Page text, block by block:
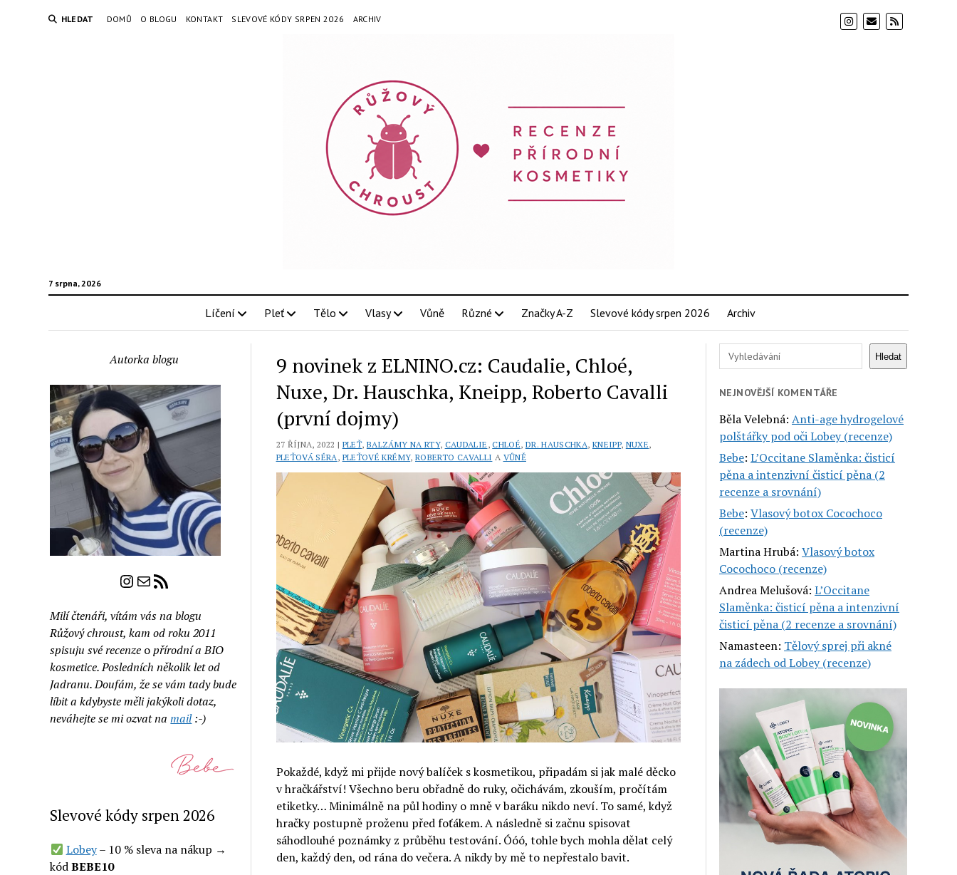
HLEDAT DOMŮ O BLOGU KONTAKT SLEVOVÉ KÓDY SRPEN 2026 ARCHIV
7 srpna, 2026
Líčení Pleť Tělo Vlasy Vůně Různé Značky A-Z Slevové kódy srpen 2026 Archiv
Autorka blogu
Instagram
E-mail
RSS zdroj
Milí čtenáři, vítám vás na blogu
Růžový chroust, kam od roku 2011
spisuju své recenze opřírodní a BIO
kosmetice. Posledních několik let od
Jadranu. Doufám, že se vám tady bude
líbit a kdybyste měli jakýkoli dotaz,
neváhejte se mi ozvat namail:-)
Slevové kódy srpen 2026
Lobey– 10 % sleva na nákup →
kódBEBE10
9 novinek z ELNINO.cz: Caudalie, Chloé,
Nuxe, Dr. Hauschka, Kneipp, Roberto Cavalli
(první dojmy)
27 ŘÍJNA, 2022 | PLEŤ, BALZÁMY NA RTY, CAUDALIE ,CHLOÉ, DR. HAUSCHKA, KNEIPP, NUXE,
PLEŤOVÁ SÉRA, PLEŤOVÉ KRÉMY,ROBERTO CAVALLI A VŮNĚ
Pokaždé, když mi přijde nový balíček s kosmetikou, připadám si jak malé děcko
v hračkářství! Všechno beru obřadně do ruky, očichávám, zkouším, pročítám
etiketky… Minimálně na půl hodiny o mně v baráku nikdo neví. To samé, když
hračky postupně proženu před foťákem. A následně si začnu spisovat
sáhodlouhé poznámky z průběhu testování. Óóó, tohle bych mohla dělat celý
den, každý den, od rána do večera. A nikdy by mě to nepřestalo bavit.
Hledat Hledat
NEJNOVĚJŠÍ KOMENTÁŘE
Běla Velebná:Anti-age hydrogelové
polštářky pod oči Lobey (recenze)
Bebe:L’Occitane Slaměnka: čisticí
pěna a intenzivní čisticí pěna (2
recenze a srovnání)
Bebe:Vlasový botox Cocochoco
(recenze)
Martina Hrubá:Vlasový botox
Cocochoco (recenze)
Andrea Melušová:L’Occitane
Slaměnka: čisticí pěna a intenzivní
čisticí pěna (2 recenze a srovnání)
Namasteen: Tělový sprej při akné
na zádech od Lobey (recenze)